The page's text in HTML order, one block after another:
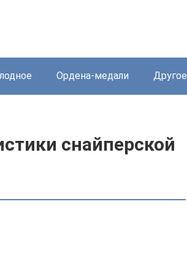
Ордена-медали Другое
снайперской